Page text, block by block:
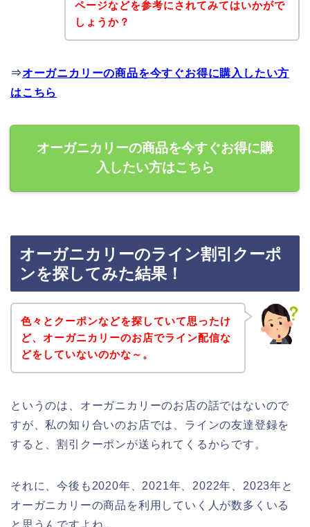
ページなどを参考にされてみてはいかがで
しょうか？
⇒オーガニカリーの商品を今すぐお得に購入したい方
はこちら
オーガニカリーの商品を今すぐお得に購
入したい方はこちら
オーガニカリーのライン割引クーポ
ンを探してみた結果！
色々とクーポンなどを探していて思ったけ
ど、オーガニカリーのお店でライン配信な
どをしていないのかな～。
というのは、オーガニカリーのお店の話ではないので
すが、私の知り合いのお店では、ラインの友達登録を
すると、割引クーポンが送られてくるからです。
それに、今後も2020年、2021年、2022年、2023年と
オーガニカリーの商品を利用していく人が数多くいる
と思うんですよね。